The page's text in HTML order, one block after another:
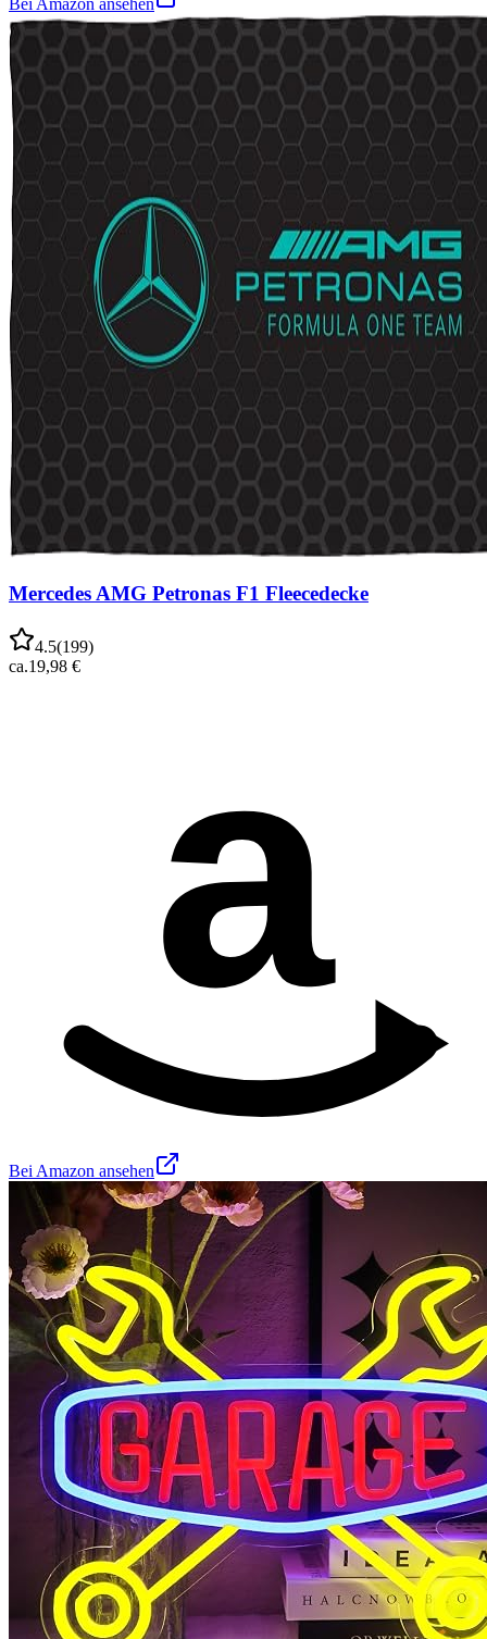
Mercedes AMG Petronas F1 Fleecedecke
4.5(199)
ca.19,98 €
a
Bei Amazon ansehen